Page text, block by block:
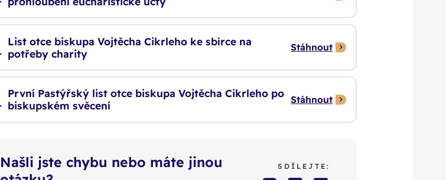
List otce biskupa Vojtěcha Cikrleho ke sbírce na
potřeby charity
Stáhnout
První Pastýřský list otce biskupa Vojtěcha Cikrleho po
biskupském svěcení
Stáhnout
Našli jste chybu nebo máte jinou
SDÍLEJTE: